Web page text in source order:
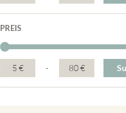
PREIS
5 € - 80 €